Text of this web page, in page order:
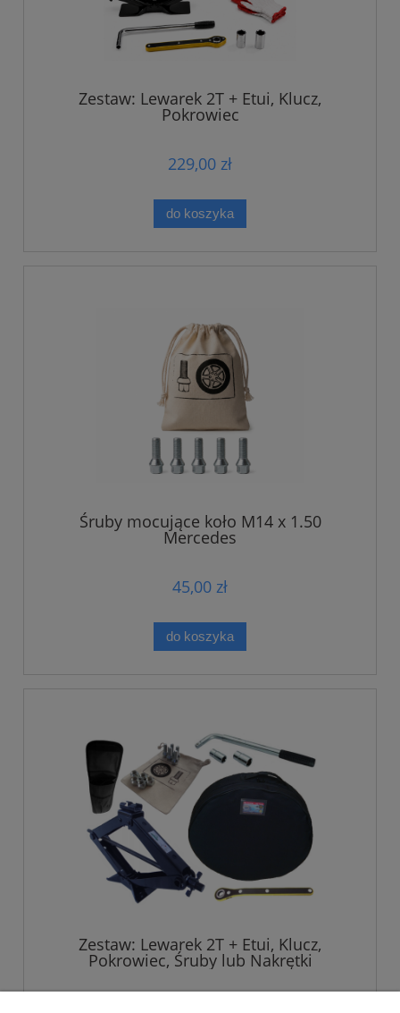
Zestaw: Lewarek 2T + Etui, Klucz,
Pokrowiec
229,00 zł
do koszyka
Śruby mocujące koło M14 x 1.50
Mercedes
45,00 zł
do koszyka
Zestaw: Lewarek 2T + Etui, Klucz,
Pokrowiec, Śruby lub Nakrętki